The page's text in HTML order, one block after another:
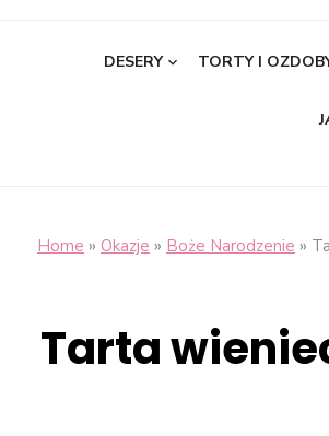
DESERY TORTY I
Home » Okazje » Boże Narodzenie »
Tarta